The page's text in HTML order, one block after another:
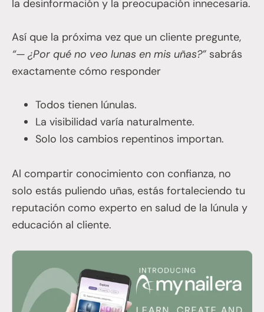
la desinformación y la preocupación innecesaria.
Así que la próxima vez que un cliente pregunte,
“— ¿Por qué no veo lunas en mis uñas?” sabrás
exactamente cómo responder
Todos tienen lúnulas.
La visibilidad varía naturalmente.
Solo los cambios repentinos importan.
Al compartir conocimiento con confianza, no
solo estás puliendo uñas, estás fortaleciendo tu
reputación como experto en salud de la lúnula y
educación al cliente.